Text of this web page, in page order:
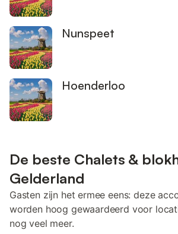
Nunspeet
Hoenderloo
De beste Chalets &
Gelderland
Gasten zijn het ermee eens: deze
worden hoog gewaardeerd voor
nog veel meer.